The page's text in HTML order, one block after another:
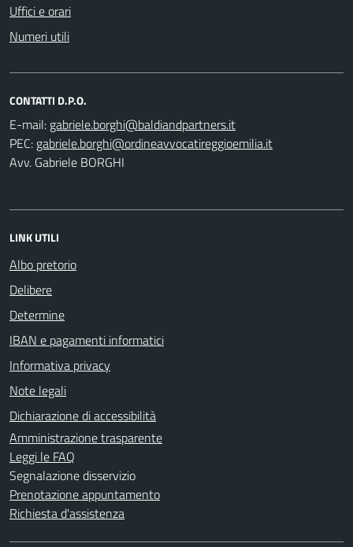
Uffici e orari
Numeri utili
CONTATTI D.P.O.
E-mail:
PEC:
Avv. Gabriele BORGHI
LINK UTILI
Albo pretorio
Delibere
Determine
IBAN e pagamenti informatici
Informativa privacy
Note legali
Dichiarazione di accessibilità
Amministrazione trasparente
Leggi le FAQ
Segnalazione disservizio
Prenotazione appuntamento
Richiesta d'assistenza